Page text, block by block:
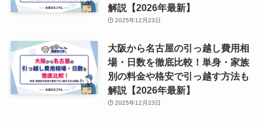
解説【2026年最新】
2025年12月23日
大阪から名古屋の引っ越し費用相
場・日数を徹底比較！単身・家族
別の料金や格安で引っ越す方法も
解説【2026年最新】
2025年12月23日